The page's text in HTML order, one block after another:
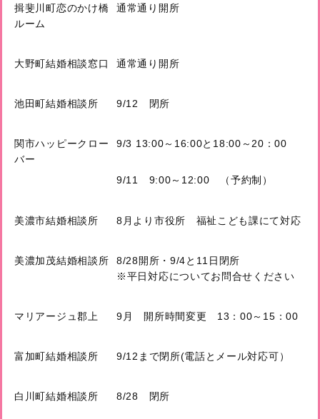
揖斐川町恋のかけ橋
ルーム
通常通り開所
大野町結婚相談窓口 通常通り開所
池田町結婚相談所 9/12 閉所
関市ハッピークロー
バー
9/3 13:00～16:00と18:00～20：00
9/11 9:00～12:00 （予約制）
美濃市結婚相談所 8月より市役所 福祉こども課にて対応
美濃加茂結婚相談所
8/28開所・9/4と11日閉所
※平日対応についてお問合せください
マリアージュ郡上 9月 開所時間変更 13：00～15：00
富加町結婚相談所 9/12まで閉所(電話とメール対応可）
白川町結婚相談所 8/28 閉所